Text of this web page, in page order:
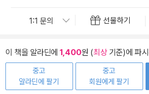
선물하기
이 책을 알라딘에 1,400원 (최상기준)에 파
중고
알라딘에 팔기
중고
회원에게 팔기